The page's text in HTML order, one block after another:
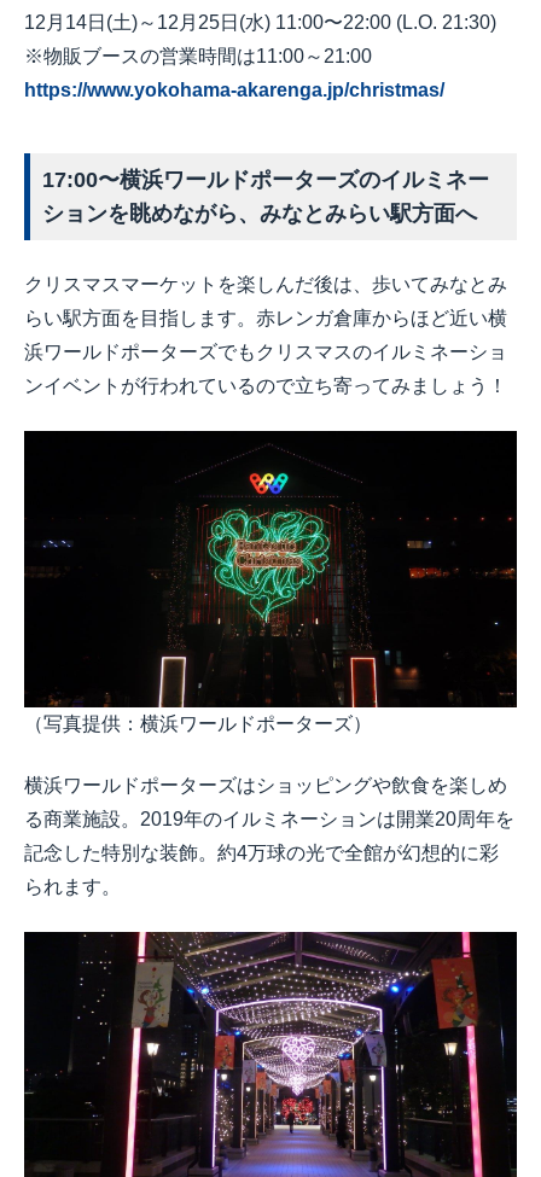
12月14日(土)～12月25日(水) 11:00〜22:00 (L.O. 21:30)
※物販ブースの営業時間は11:00～21:00
https://www.yokohama-akarenga.jp/christmas/
17:00〜横浜ワールドポーターズのイルミネー
ションを眺めながら、みなとみらい駅方面へ
クリスマスマーケットを楽しんだ後は、歩いてみなとみ
らい駅方面を目指します。赤レンガ倉庫からほど近い横
浜ワールドポーターズでもクリスマスのイルミネーショ
ンイベントが行われているので立ち寄ってみましょう！
（写真提供：横浜ワールドポーターズ）
横浜ワールドポーターズはショッピングや飲食を楽しめ
る商業施設。2019年のイルミネーションは開業20周年を
記念した特別な装飾。約4万球の光で全館が幻想的に彩
られます。